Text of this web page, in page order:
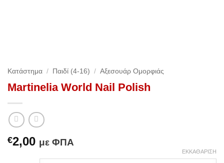
Κατάστημα / Παιδί (4-16) / Αξεσουάρ Ομορφιάς
Martinelia World Nail Polish
€2,00 με ΦΠΑ
ΕΚΚΑΘΆΡΙΣΗ